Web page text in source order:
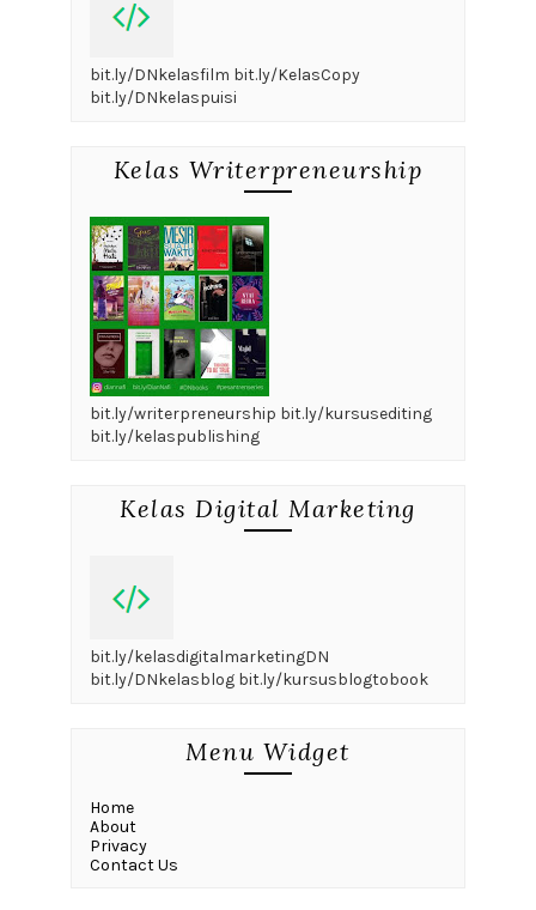
bit.ly/DNkelasfilm bit.ly/KelasCopy
bit.ly/DNkelaspuisi
Kelas Writerpreneurship
bit.ly/writerpreneurship bit.ly/kursusediting
bit.ly/kelaspublishing
Kelas Digital Marketing
bit.ly/kelasdigitalmarketingDN
bit.ly/DNkelasblog bit.ly/kursusblogtobook
Menu Widget
Home
About
Privacy
Contact Us